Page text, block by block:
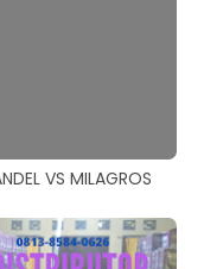
VS MILAGROS